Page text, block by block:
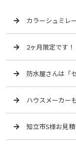
カラーシュミレ
2ヶ月限定です！
防水屋さんは「
ハウスメーカー
知立市S様お見